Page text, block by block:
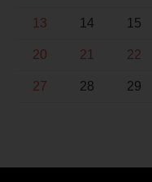
13 14 15
20 21 22
27 28 29